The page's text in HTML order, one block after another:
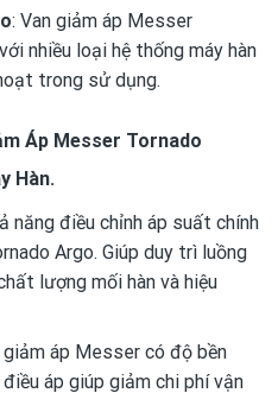
: Van giảm áp Messer
nhiều loại hệ thống máy hàn
trong sử dụng.
Áp Messer Tornado
Hàn.
năng điều chỉnh áp suất chính
Argo. Giúp duy trì luồng
lượng mối hàn và hiệu
áp Messer có độ bền
áp giúp giảm chi phí vận